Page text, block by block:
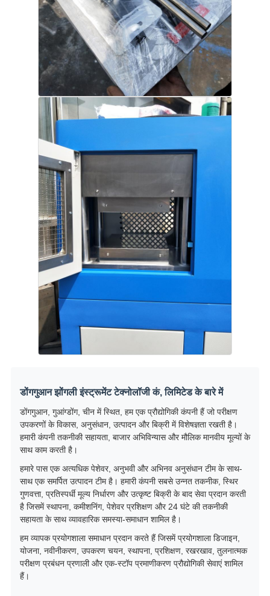
डोंगगुआन झोंगली इंस्ट्रूमेंट टेक्नोलॉजी कं, लिमिटेड के बारे में
डोंगगुआन, गुआंग्डोंग, चीन में स्थित, हम एक प्रौद्योगिकी कंपनी हैं जो परीक्षण
उपकरणों के विकास, अनुसंधान, उत्पादन और बिक्री में विशेषज्ञता रखती है।
हमारी कंपनी तकनीकी सहायता, बाजार अभिविन्यास और मौलिक मानवीय मूल्यों के
साथ काम करती है।
हमारे पास एक अत्यधिक पेशेवर, अनुभवी और अभिनव अनुसंधान टीम के साथ-
साथ एक समर्पित उत्पादन टीम है। हमारी कंपनी सबसे उन्नत तकनीक, स्थिर
गुणवत्ता, प्रतिस्पर्धी मूल्य निर्धारण और उत्कृष्ट बिक्री के बाद सेवा प्रदान करती
है जिसमें स्थापना, कमीशनिंग, पेशेवर प्रशिक्षण और 24 घंटे की तकनीकी
सहायता के साथ व्यावहारिक समस्या-समाधान शामिल है।
हम व्यापक प्रयोगशाला समाधान प्रदान करते हैं जिसमें प्रयोगशाला डिजाइन,
योजना, नवीनीकरण, उपकरण चयन, स्थापना, प्रशिक्षण, रखरखाव, तुलनात्मक
परीक्षण प्रबंधन प्रणाली और एक-स्टॉप प्रमाणीकरण प्रौद्योगिकी सेवाएं शामिल
हैं।